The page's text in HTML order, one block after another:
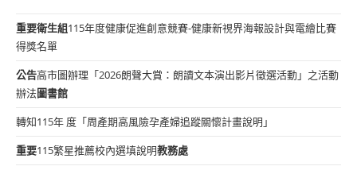
重要衛生組115年度健康促進創意競賽-健康新視界海報設計與電繪比賽
得獎名單
公告高市圖辦理「2026朗聲大賞：朗讀文本演出影片徵選活動」之活動
辦法圖書館
轉知115年 度「周產期高風險孕產婦追蹤關懷計畫說明」
重要115繁星推薦校內選填說明教務處